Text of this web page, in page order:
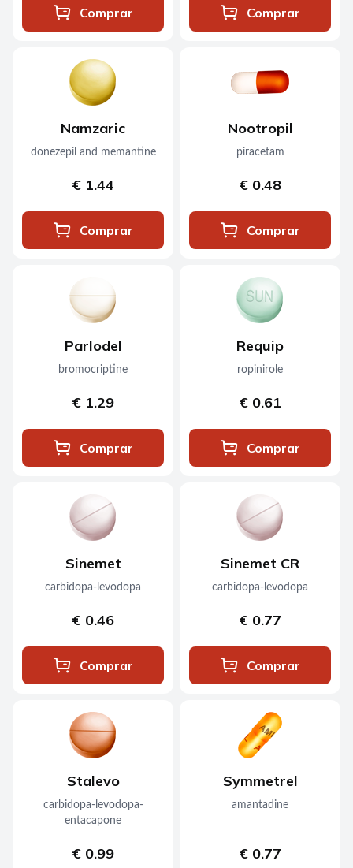
Comprar Comprar
Namzaric
donezepil and memantine
€ 1.44
Comprar
Nootropil
piracetam
€ 0.48
Comprar
Parlodel
bromocriptine
€ 1.29
Comprar
Requip
ropinirole
€ 0.61
Comprar
Sinemet
carbidopa-levodopa
€ 0.46
Comprar
Sinemet CR
carbidopa-levodopa
€ 0.77
Comprar
Stalevo
carbidopa-levodopa-
entacapone
€ 0.99
Symmetrel
amantadine
€ 0.77